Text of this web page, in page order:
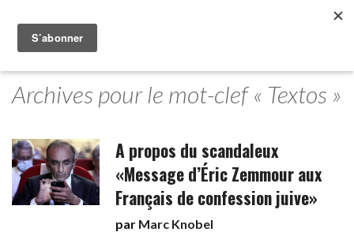
Archives pour le mot-clef « Textos »
A propos du scandaleux
«Message d’Éric Zemmour aux
Français de confession juive»
par Marc Knobel